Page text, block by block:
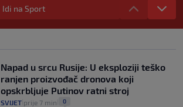
Plenković na 15 dana ukine mjere: "Ne bi
se dogodilo ništa. Vlada se zaljubila u te
intervencije"
Analitičar o Mostu: Oni su u yin-yang
poziciji i imaju drugog najpoznatijeg
bravara u povijesti Hrvatske
VIJESTI 30. srp. 16
Idi na Sport
Napad u srcu Rusije: U eksploziji teško
ranjen proizvođač dronova koji
opskrbljuje Putinov ratni stroj
SVIJET prije 7 min 0